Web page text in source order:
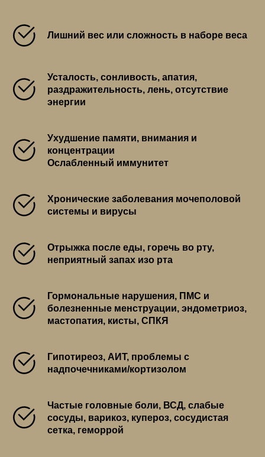
Лишний вес или сложность в наборе веса
Усталость, сонливость, апатия,
раздражительность, лень, отсутствие
энергии
Ухудшение памяти, внимания и
концентрации
Ослабленный иммунитет
Хронические заболевания мочеполовой
системы и вирусы
Отрыжка после еды, горечь во рту,
неприятный запах изо рта
Гормональные нарушения, ПМС и
болезненные менструации, эндометриоз,
мастопатия, кисты, СПКЯ
Гипотиреоз, АИТ, проблемы с
надпочечниками/кортизолом
Частые головные боли, ВСД, слабые
сосуды, варикоз, купероз, сосудистая
сетка, геморрой